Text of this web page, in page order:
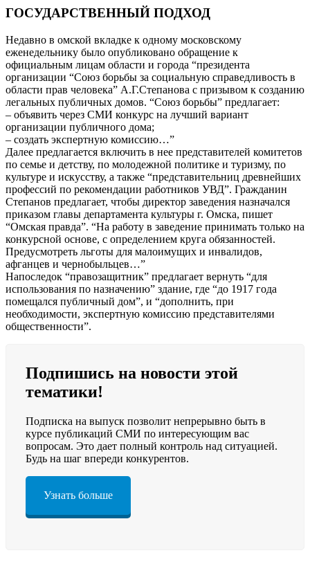
ГОСУДАРСТВЕННЫЙ ПОДХОД
Недавно в омской вкладке к одному московскому
еженедельнику было опубликовано обращение к
официальным лицам области и города “президента
организации “Союз борьбы за социальную справедливость в
области прав человека” А.Г.Степанова с призывом к созданию
легальных публичных домов. “Союз борьбы” предлагает:
– объявить через СМИ конкурс на лучший вариант
организации публичного дома;
– создать экспертную комиссию…”
Далее предлагается включить в нее представителей комитетов
по семье и детству, по молодежной политике и туризму, по
культуре и искусству, а также “представительниц древнейших
профессий по рекомендации работников УВД”. Гражданин
Степанов предлагает, чтобы директор заведения назначался
приказом главы департамента культуры г. Омска, пишет
“Омская правда”. “На работу в заведение принимать только на
конкурсной основе, с определением круга обязанностей.
Предусмотреть льготы для малоимущих и инвалидов,
афганцев и чернобыльцев…”
Напоследок “правозащитник” предлагает вернуть “для
использования по назначению” здание, где “до 1917 года
помещался публичный дом”, и “дополнить, при
необходимости, экспертную комиссию представителями
общественности”.
Подпишись на новости этой
тематики!
Подписка на выпуск позволит непрерывно быть в
курсе публикаций СМИ по интересующим вас
вопросам. Это дает полный контроль над ситуацией.
Будь на шаг впереди конкурентов.
Узнать больше